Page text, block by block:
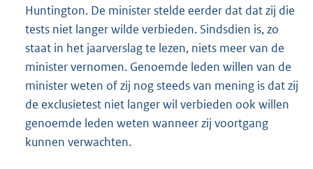
Huntington. De minister stelde eerder dat dat zij die
tests niet langer wilde verbieden. Sindsdien is, zo
staat in het jaarverslag te lezen, niets meer van de
minister vernomen. Genoemde leden willen van de
minister weten of zij nog steeds van mening is dat zij
de exclusietest niet langer wil verbieden ook willen
genoemde leden weten wanneer zij voortgang
kunnen verwachten.